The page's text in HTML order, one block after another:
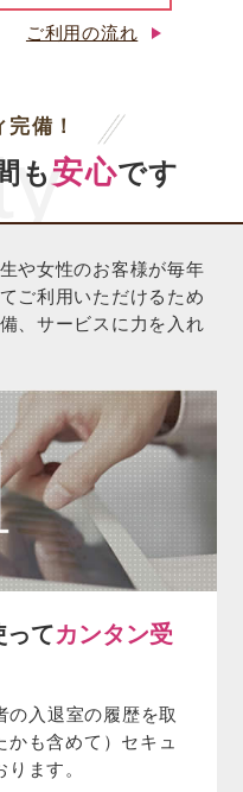
ご利用の流れ
備！
も 安心です
や女性のお客様が毎年
ご利用いただけるため
、サービスに力を入れ
ってカンタン受
の入退室の履歴を取
かも含めて）セキュ
ます。